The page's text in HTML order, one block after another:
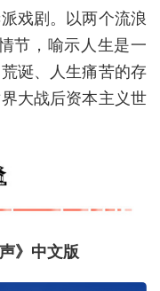
戏剧。以两个流浪
节，喻示人生是一
诞、人生痛苦的存
大战后资本主义世
》中文版